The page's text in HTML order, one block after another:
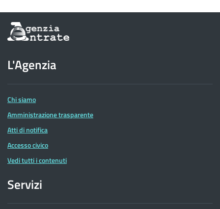
Informazioni
sul
dell'Agenzia
delle
Entrate
L'Agenzia
Chi siamo
Amministrazione trasparente
Atti di notifica
Accesso civico
Vedi tutti i contenuti
Servizi